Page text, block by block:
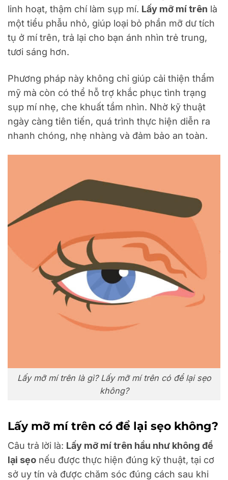
linh hoạt, thậm chí làm sụp mí. Lấy mỡ mí trên là
một tiểu phẫu nhỏ, giúp loại bỏ phần mỡ dư tích
tụ ở mí trên, trả lại cho bạn ánh nhìn trẻ trung,
tươi sáng hơn.
Phương pháp này không chỉ giúp cải thiện thẩm
mỹ mà còn có thể hỗ trợ khắc phục tình trạng
sụp mí nhẹ, che khuất tầm nhìn. Nhờ kỹ thuật
ngày càng tiên tiến, quá trình thực hiện diễn ra
nhanh chóng, nhẹ nhàng và đảm bảo an toàn.
Lấy mỡ mí trên là gì? Lấy mỡ mí trên có để lại sẹo
không?
Lấy mỡ mí trên có để lại sẹo không?
Câu trả lời là: Lấy mỡ mí trên hầu như không để
lại sẹo nếu được thực hiện đúng kỹ thuật, tại cơ
sở uy tín và được chăm sóc đúng cách sau khi